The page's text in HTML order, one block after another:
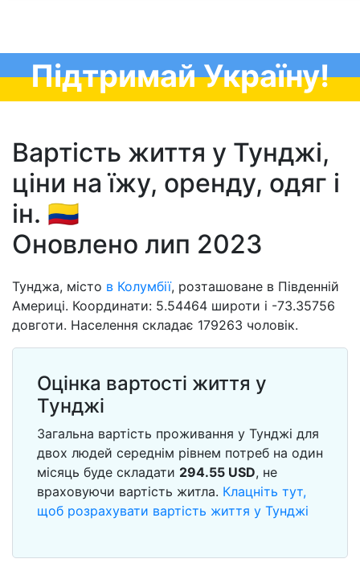
Підтримай Україну!
Вартість життя у Тунджі,
ціни на їжу, оренду, одяг і
ін. 🇨🇴
Оновлено лип 2023
Тунджа, місто в Колумбії, розташоване в Південній
Америці. Координати: 5.54464 широти і -73.35756
довготи. Населення складає 179263 чоловік.
Оцінка вартості життя у
Тунджі
Загальна вартість проживання у Тунджі для
двох людей середнім рівнем потреб на один
місяць буде складати 294.55 USD, не
враховуючи вартість житла. Клацніть тут,
щоб розрахувати вартість життя у Тунджі